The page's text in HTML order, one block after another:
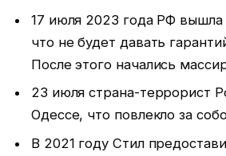
17 июля 2023 года РФ вышла
что не будет давать
После этого начались
23 июля страна-террорист
Одессе, что повлекло за
В 2021 году Стил